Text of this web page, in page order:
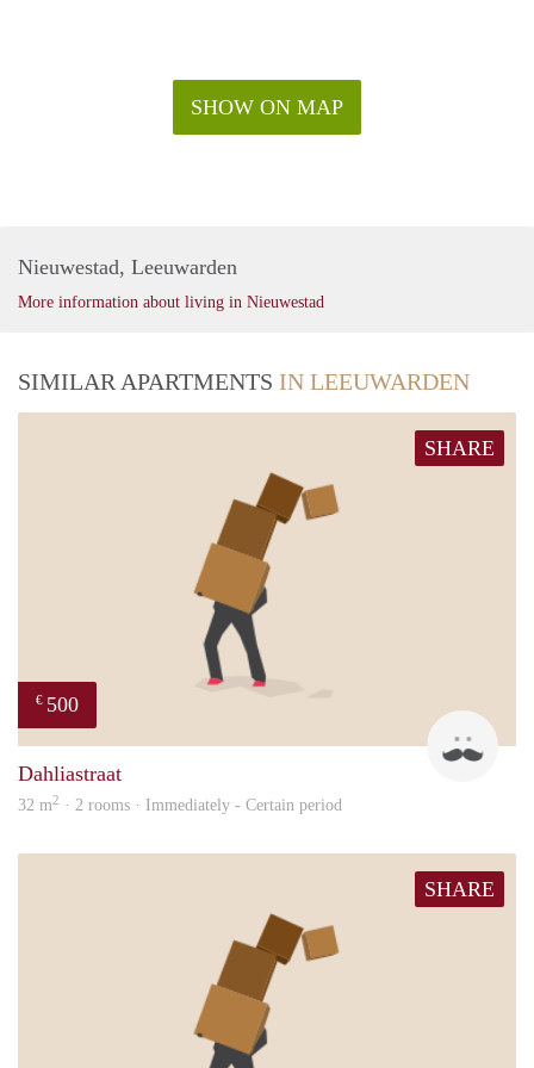
dit prachtige appartement zelf te ervaren. Dit is uw kans om
SHOW ON MAP
Nieuwestad, Leeuwarden
More information about living in Nieuwestad
SIMILAR APARTMENTS IN LEEUWARDEN
SHARE
€ 500
Dahliastraat
32 m2 · 2 rooms · Immediately - Certain period
SHARE